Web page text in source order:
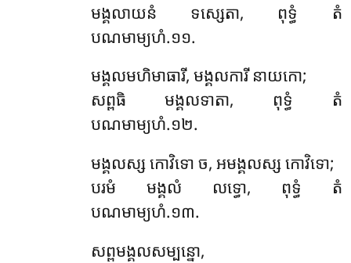
មង្គលាយនំ ទស្សេតា, ពុទ្ធំ តំ
បណមាម្យហំ.១១.
មង្គលមហិមាធារី, មង្គលការី នាយកោ;
សព្ពធិ មង្គលទាតា, ពុទ្ធំ តំ
បណមាម្យហំ.១២.
មង្គលស្ស កោវិទោ ច, អមង្គលស្ស កោវិទោ;
បរមំ មង្គលំ លទ្ធោ, ពុទ្ធំ តំ
បណមាម្យហំ.១៣.
សព្ពមង្គលសម្បន្នោ,